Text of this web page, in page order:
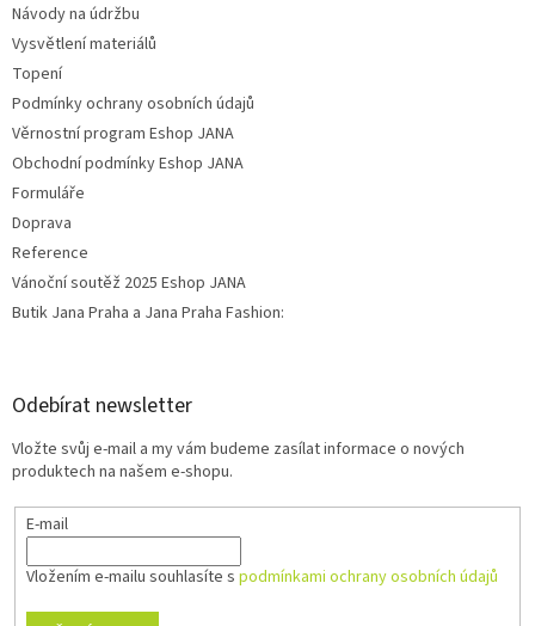
Návody na údržbu
Vysvětlení materiálů
Topení
Podmínky ochrany osobních údajů
Věrnostní program Eshop JANA
Obchodní podmínky Eshop JANA
Formuláře
Doprava
Reference
Vánoční soutěž 2025 Eshop JANA
Butik Jana Praha a Jana Praha Fashion:
Odebírat newsletter
Vložte svůj e-mail a my vám budeme zasílat informace o nových
produktech na našem e-shopu.
E-mail
Vložením e-mailu souhlasíte s podmínkami ochrany osobních údajů